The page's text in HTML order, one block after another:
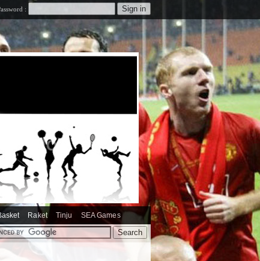
:
Raket Tinju SEA Games